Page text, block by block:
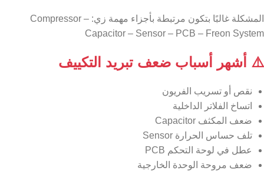
المشكلة غالبًا بتكون مرتبطة بأجزاء مهمة زي: Compressor –
Capacitor – Sensor – PCB – Freon System
⚠️ أشهر أسباب ضعف تبريد التكييف
نقص أو تسريب الفريون
اتساخ الفلاتر الداخلية
ضعف المكثف Capacitor
تلف حساس الحرارة Sensor
عطل في لوحة التحكم PCB
ضعف مروحة الوحدة الخارجية